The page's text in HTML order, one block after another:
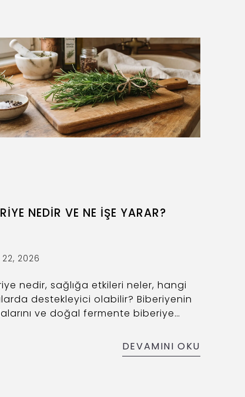
NEDİR VE NE İŞE YARAR?
2026
nedir, sağlığa etkileri neler, hangi
destekleyici olabilir? Biberiyenin
ve doğal fermente biberiye
DEVAMINI OKU